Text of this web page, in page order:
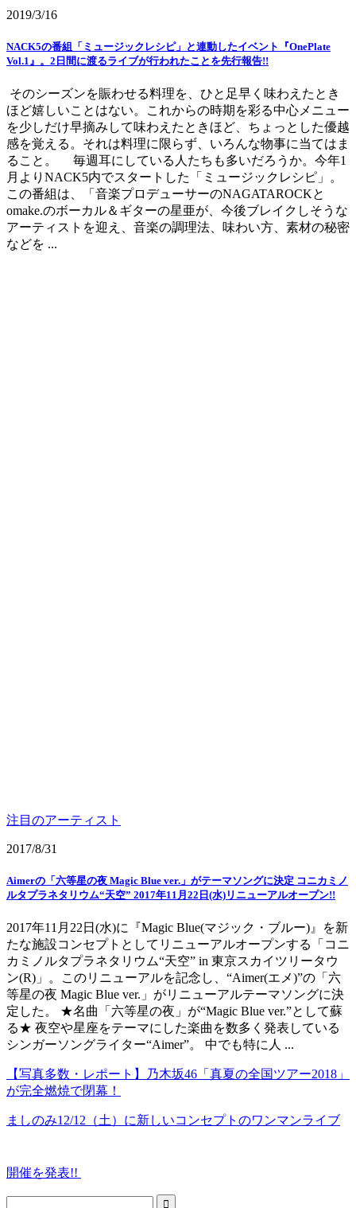
2019/3/16
NACK5の番組「ミュージックレシピ」と連動したイベント『OnePlate
Vol.1』。2日間に渡るライブが行われたことを先行報告!!
そのシーズンを賑わせる料理を、ひと足早く味わえたとき
ほど嬉しいことはない。これからの時期を彩る中心メニュー
を少しだけ早摘みして味わえたときほど、ちょっとした優越
感を覚える。それは料理に限らず、いろんな物事に当てはま
ること。 毎週耳にしている人たちも多いだろうか。今年1
月よりNACK5内でスタートした「ミュージックレシピ」。
この番組は、「音楽プロデューサーのNAGATAROCKと
omake.のボーカル＆ギターの星亜が、今後ブレイクしそうな
アーティストを迎え、音楽の調理法、味わい方、素材の秘密
などを ...
注目のアーティスト
2017/8/31
Aimerの「六等星の夜 Magic Blue ver.」がテーマソングに決定 コニカミノ
ルタプラネタリウム“天空” 2017年11月22日(水)リニューアルオープン!!
2017年11月22日(水)に『Magic Blue(マジック・ブルー)』を新
たな施設コンセプトとしてリニューアルオープンする「コニ
カミノルタプラネタリウム“天空” in 東京スカイツリータウ
ン(R)」。このリニューアルを記念し、“Aimer(エメ)”の「六
等星の夜 Magic Blue ver.」がリニューアルテーマソングに決
定した。 ★名曲「六等星の夜」が“Magic Blue ver.”として蘇
る★ 夜空や星座をテーマにした楽曲を数多く発表している
シンガーソングライター“Aimer”。 中でも特に人 ...
【写真多数・レポート】乃木坂46「真夏の全国ツアー2018」
が完全燃焼で閉幕！
ましのみ12/12（土）に新しいコンセプトのワンマンライブ
開催を発表!!